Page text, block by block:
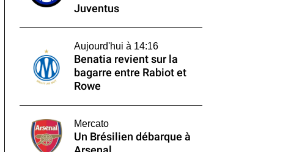
Juventus
Aujourd'hui à 14:16
Benatia revient sur la
bagarre entre Rabiot et
Rowe
Mercato
Un Brésilien débarque à